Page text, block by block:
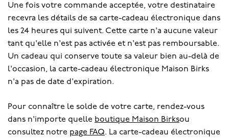
Une fois votre commande acceptée, votre destinataire
recevra les détails de sa carte-cadeau électronique dans
les 24 heures qui suivent. Cette carte n'a aucune valeur
tant qu'elle n'est pas activée et n'est pas remboursable.
Un cadeau qui conserve toute sa valeur bien au-delà de
l'occasion, la carte-cadeau électronique Maison Birks
n'a pas de date d'expiration.
Pour connaître le solde de votre carte, rendez-vous
dans n'importe quelle boutique Maison Birksou
consultez notre page FAQ. La carte-cadeau électronique